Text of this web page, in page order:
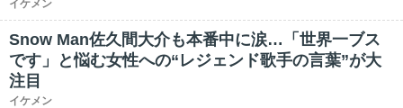
イケメン
Snow Man佐久間大介も本番中に涙…「世界一ブス
です」と悩む女性への“レジェンド歌手の言葉”が大
注目
イケメン